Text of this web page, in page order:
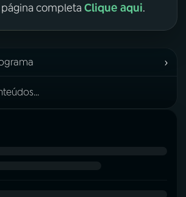
página completa Clique aqui.
›